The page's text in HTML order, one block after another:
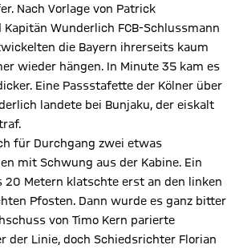
Nach Vorlage von Patrick
Wunderlich FCB-Schlussmann
die Bayern ihrerseits kaum
wieder hängen. In Minute 35 kam es
Eine Passstafette der Kölner über
landete bei Bunjaku, der eiskalt
für Durchgang zwei etwas
mit Schwung aus der Kabine. Ein
20 Metern klatschte erst an den linken
Pfosten. Dann wurde es ganz bitter
von Timo Kern parierte
der Linie, doch Schiedsrichter Florian